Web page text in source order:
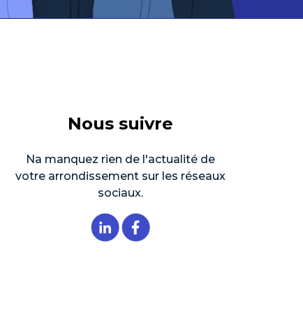
Nous suivre
Na manquez rien de l'actualité de
votre arrondissement sur les réseaux
sociaux.